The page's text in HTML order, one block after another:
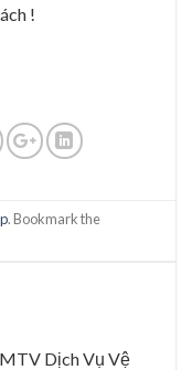
!
. Bookmark the
Dịch Vụ Vệ